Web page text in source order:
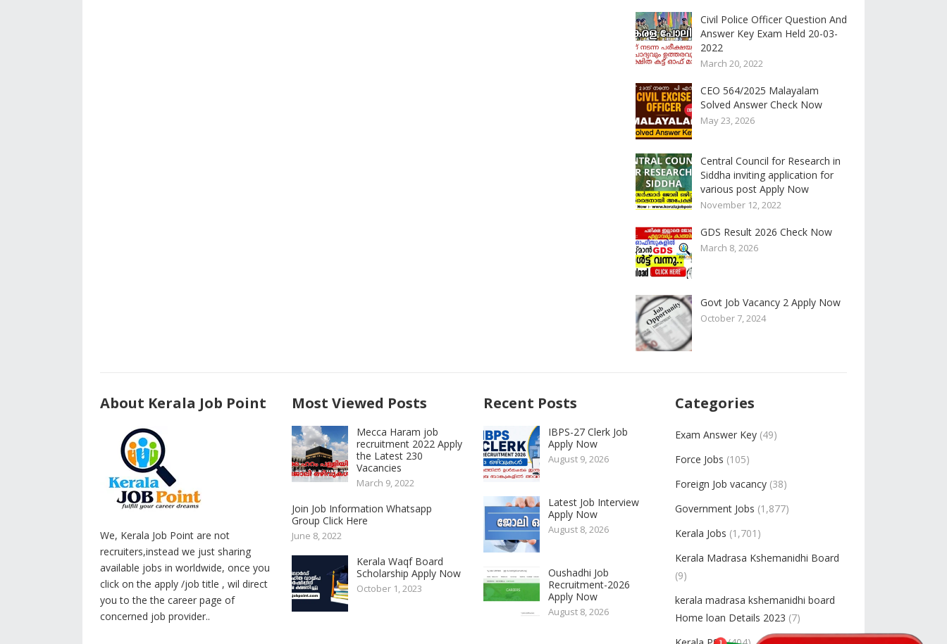
Civil Police Officer Question And
Answer Key Exam Held 20-03-
2022
March 20, 2022
CEO 564/2025 Malayalam
Solved Answer Check Now
May 23, 2026
Central Council for Research in
Siddha inviting application for
various post Apply Now
November 12, 2022
GDS Result 2026 Check Now
March 8, 2026
Govt Job Vacancy 2 Apply Now
October 7, 2024
About Kerala Job Point
We, Kerala Job Point are not
recruiters,instead we just sharing
available jobs in worldwide, once you
click on the apply /job title , wil direct
you to the the career page of
concerned job provider..
Most Viewed Posts
Mecca Haram job
recruitment 2022 Apply
the Latest 230
Vacancies
March 9, 2022
Join Job Information Whatsapp
Group Click Here
June 8, 2022
Kerala Waqf Board
Scholarship Apply Now
October 1, 2023
Recent Posts
IBPS-27 Clerk Job
Apply Now
August 9, 2026
Latest Job Interview
Apply Now
August 8, 2026
Oushadhi Job
Recruitment-2026
Apply Now
August 8, 2026
Categories
Exam Answer Key (49)
Force Jobs (105)
Foreign Job vacancy (38)
Government Jobs (1,877)
Kerala Jobs (1,701)
Kerala Madrasa Kshemanidhi Board
(9)
kerala madrasa kshemanidhi board
Home loan Details 2023 (7)